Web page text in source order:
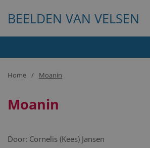
BEELDEN VAN VELSEN
Home Moanin
Moanin
Door: Cornelis (Kees) Jansen